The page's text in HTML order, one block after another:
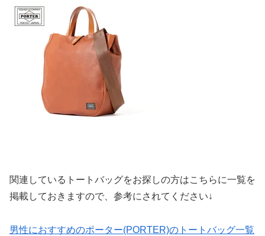
関連しているトートバッグをお探しの方はこちらに一覧を
掲載しておきますので、参考にされてください↓
男性におすすめのポーター(PORTER)のトートバッグ一覧